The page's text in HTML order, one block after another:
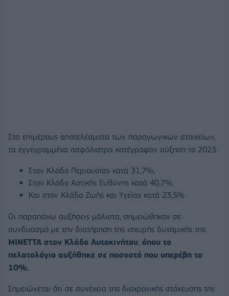
Στα επιμέρους αποτελέσματα των παραγωγικών στοιχείων,
τα εγγεγραμμένα ασφάλιστρα κατέγραψαν αύξηση το 2023:
Στον Κλάδο Περιουσίας κατά 31,7%,
Στον Κλάδο Αστικής Ευθύνης κατά 40,7%,
Και στον Κλάδο Ζωής και Υγείας κατά 23,5%
Οι παραπάνω αυξήσεις μάλιστα, σημειώθηκαν σε
συνδυασμό με την διατήρηση της ισχυρής δυναμικής της
ΜΙΝΕΤΤΑ στον Κλάδο Αυτοκινήτου όπου το
πελατολόγιο αυξήθηκε σε ποσοστό που υπερέβη το
10%.
Σημειώνεται ότι σε συνέχεια της διαχρονικής στόχευσης της